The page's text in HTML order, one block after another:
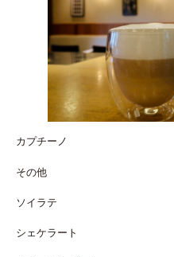
カプチーノ
その他
ソイラテ
シェケラート